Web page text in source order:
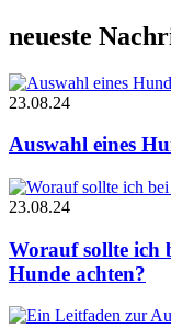
neueste
23.08.24
Auswahl eines
23.08.24
Worauf sollte ich
Hunde achten?